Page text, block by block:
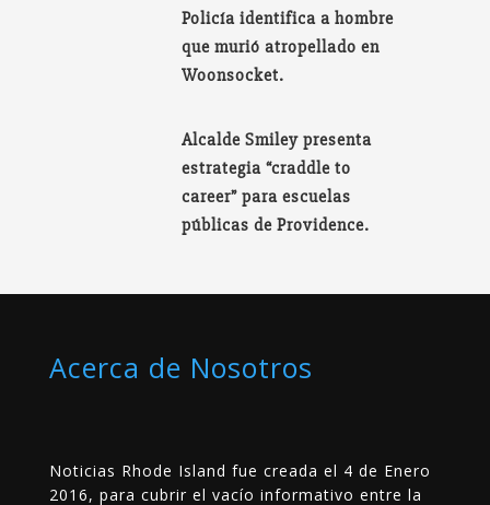
Policía identifica a hombre
que murió atropellado en
Woonsocket.
Alcalde Smiley presenta
estrategia “craddle to
career” para escuelas
públicas de Providence.
Acerca de Nosotros
Noticias Rhode Island fue creada el 4 de Enero
2016, para cubrir el vacío informativo entre la